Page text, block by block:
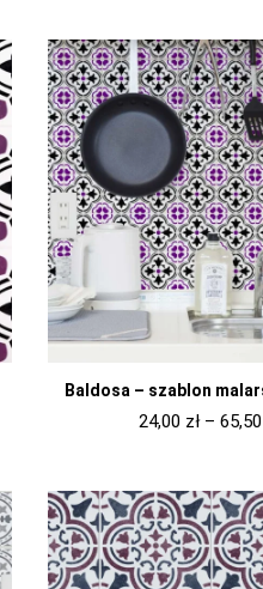
Baldosa – szablon
24,00 zł – 65,50